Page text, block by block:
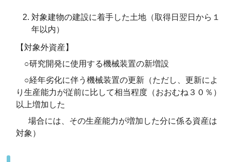
対象建物の建設に着手した土地（取得日翌日から１
年以内）
【対象外資産】
○研究開発に使用する機械装置の新増設
○経年劣化に伴う機械装置の更新（ただし、更新によ
り生産能力が従前に比して相当程度（おおむね３０％）
以上増加した
場合には、その生産能力が増加した分に係る資産は
対象）